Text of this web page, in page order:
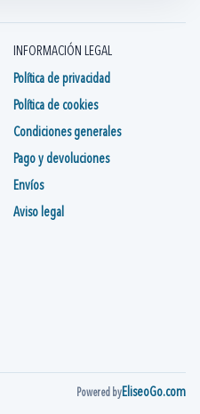
INFORMACIÓN LEGAL
Política de privacidad
Política de cookies
Condiciones generales
Pago y devoluciones
Envíos
Aviso legal
Powered byEliseoGo.com